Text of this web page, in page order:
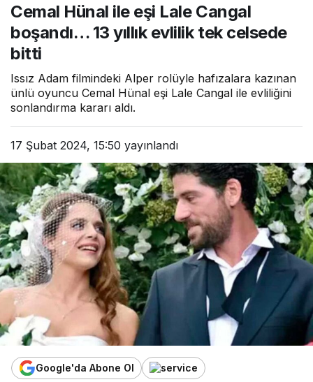
evlilik tek celsede bitti
Cemal Hünal ile eşi Lale Cangal
boşandı… 13 yıllık evlilik tek celsede
bitti
Issız Adam filmindeki Alper rolüyle hafızalara kazınan
ünlü oyuncu Cemal Hünal eşi Lale Cangal ile evliliğini
sonlandırma kararı aldı.
17 Şubat 2024, 15:50 yayınlandı
Google'da Abone Ol